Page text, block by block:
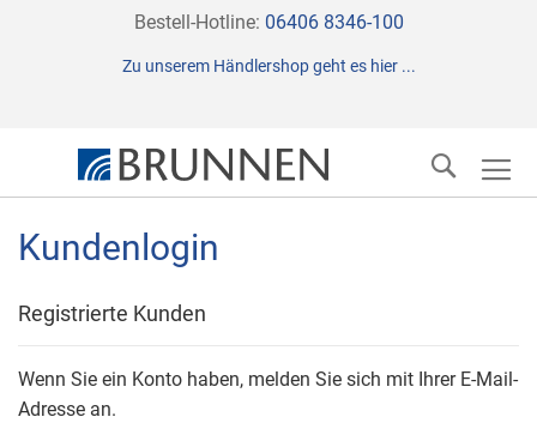
Direkt
Inhalt
Bestell-Hotline: 06406 8346-100
Zu unserem Händlershop geht es hier ...
Suche
Kundenlogin
Registrierte Kunden
Wenn Sie ein Konto haben, melden Sie sich mit Ihrer E-Mail-
Adresse an.